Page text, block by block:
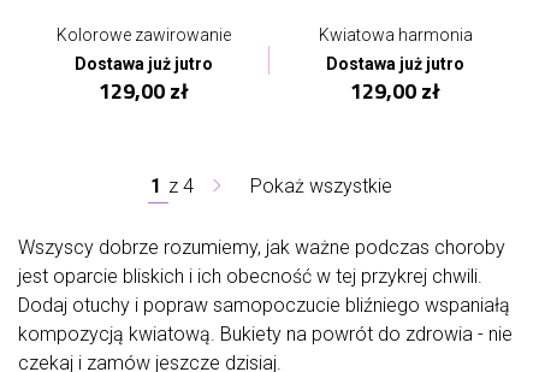
Kolorowe zawirowanie
Dostawa już jutro
129,00 zł
Kwiatowa harmonia
Dostawa już jutro
129,00 zł
1 z 4 Pokaż wszystkie
Wszyscy dobrze rozumiemy, jak ważne podczas choroby
jest oparcie bliskich i ich obecność w tej przykrej chwili.
Dodaj otuchy i popraw samopoczucie bliźniego wspaniałą
kompozycją kwiatową. Bukiety na powrót do zdrowia - nie
czekaj i zamów jeszcze dzisiaj.